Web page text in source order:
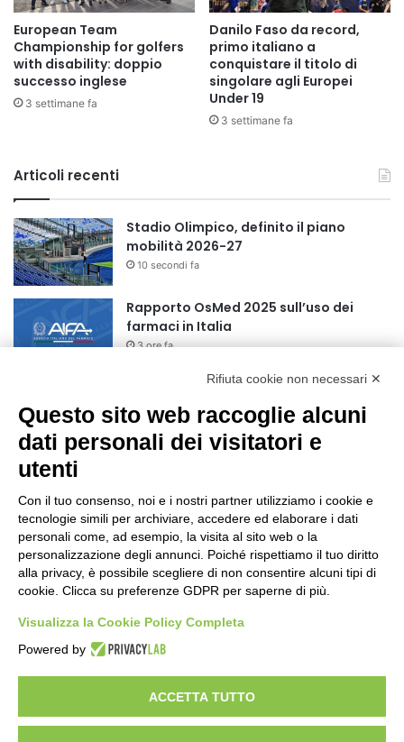
European Team
Championship for golfers
with disability: doppio
successo inglese
3 settimane fa
Danilo Faso da record,
primo italiano a
conquistare il titolo di
singolare agli Europei
Under 19
3 settimane fa
Articoli recenti
Stadio Olimpico, definito il piano
mobilità 2026-27
10 secondi fa
Rapporto OsMed 2025 sull’uso dei
farmaci in Italia
3 ore fa
Turismo, a Ferragosto previsti 662 mila
arrivi e 1,7 milioni di presenze
6 ore fa
6 ore fa
Sogin, il Parlamento amplia
ulteriormente il perimetro delle attività
della Società di Stato
Il codice segreto dei neuroni: la
memoria della nascita che costruisce il
cervello
1 giorno fa
Rifiuta cookie non necessari ✕
Questo sito web raccoglie alcuni
dati personali dei visitatori e
utenti
Con il tuo consenso, noi e i nostri partner utilizziamo i cookie e
tecnologie simili per archiviare, accedere ed elaborare i dati
personali come, ad esempio, la visita al sito web o la
personalizzazione degli annunci. Poiché rispettiamo il tuo diritto
alla privacy, è possibile scegliere di non consentire alcuni tipi di
cookie. Clicca su preferenze GDPR per saperne di più.
Visualizza la Cookie Policy Completa
Powered by
ACCETTA TUTTO